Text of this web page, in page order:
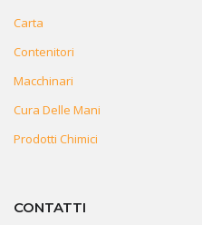
Carta
Contenitori
Macchinari
Cura Delle Mani
Prodotti Chimici
CONTATTI